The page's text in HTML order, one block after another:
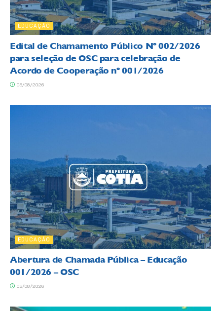
EDUCAÇÃO
Edital de Chamamento Público Nº 002/2026
para seleção de OSC para celebração de
Acordo de Cooperação nº 001/2026
05/08/2026
EDUCAÇÃO
Abertura de Chamada Pública – Educação
001/2026 – OSC
05/08/2026